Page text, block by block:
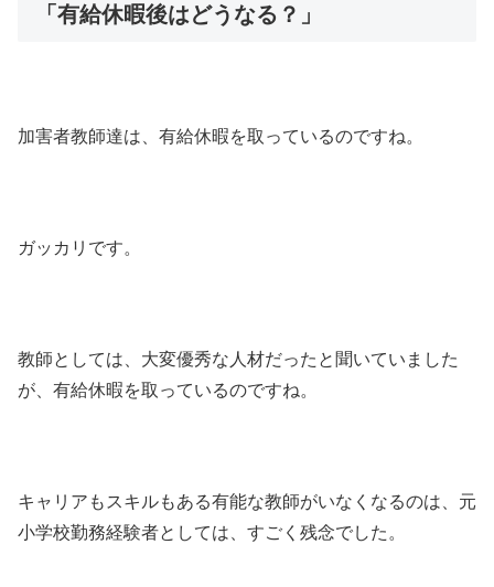
「有給休暇後はどうなる？」
加害者教師達は、有給休暇を取っているのですね。
ガッカリです。
教師としては、大変優秀な人材だったと聞いていました
が、有給休暇を取っているのですね。
キャリアもスキルもある有能な教師がいなくなるのは、元
小学校勤務経験者としては、すごく残念でした。